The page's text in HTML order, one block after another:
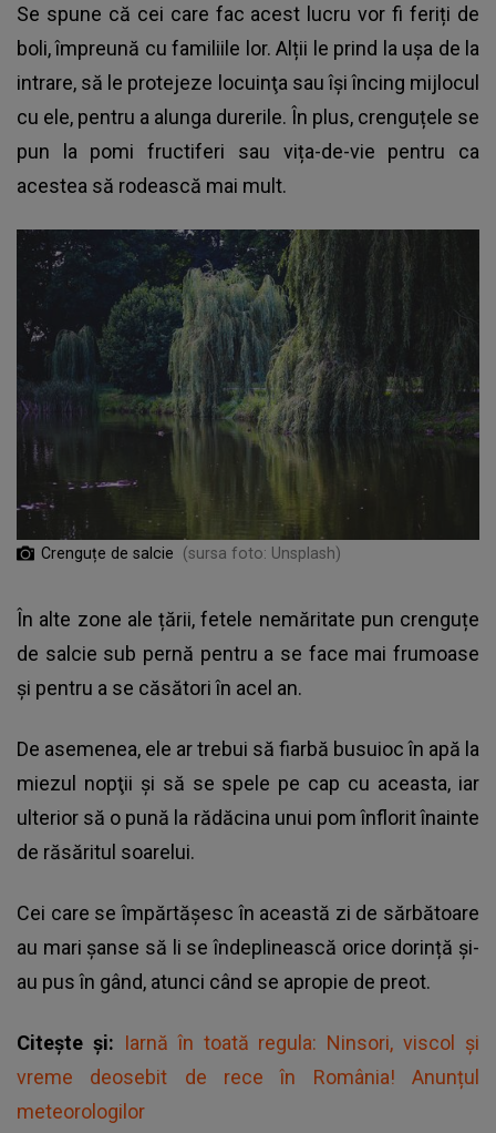
Se spune că cei care fac acest lucru vor fi feriți de
boli, împreună cu familiile lor. Alții le prind la uşa de la
intrare, să le protejeze locuinţa sau îşi încing mijlocul
cu ele, pentru a alunga durerile. În plus, crenguțele se
pun la pomi fructiferi sau vița-de-vie pentru ca
acestea să rodească mai mult.
Crenguțe de salcie (sursa foto: Unsplash)
În alte zone ale țării, fetele nemăritate pun crenguțe
de salcie sub pernă pentru a se face mai frumoase
și pentru a se căsători în acel an.
De asemenea, ele ar trebui să fiarbă busuioc în apă la
miezul nopţii şi să se spele pe cap cu aceasta, iar
ulterior să o pună la rădăcina unui pom înflorit înainte
de răsăritul soarelui.
Cei care se împărtășesc în această zi de sărbătoare
au mari șanse să li se îndeplinească orice dorință și-
au pus în gând, atunci când se apropie de preot.
Citește și: Iarnă în toată regula: Ninsori, viscol și
vreme deosebit de rece în România! Anunțul
meteorologilor